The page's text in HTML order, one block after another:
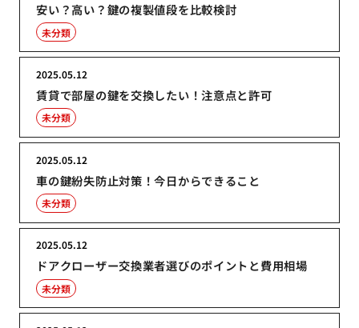
安い？高い？鍵の複製値段を比較検討
未分類
賃貸で部屋の鍵を交換したい！注意点と許可
2025.05.12
未分類
車の鍵紛失防止対策！今日からできること
2025.05.12
未分類
ドアクローザー交換業者選びのポイントと費用相場
2025.05.12
未分類